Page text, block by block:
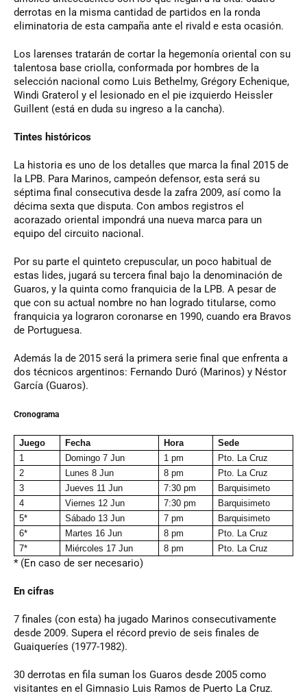
derrotas en la misma cantidad de partidos en la ronda
eliminatoria de esta campaña ante el rivald e esta ocasión.
Los larenses tratarán de cortar la hegemonía oriental con su
talentosa base criolla, conformada por hombres de la
selección nacional como Luis Bethelmy, Grégory Echenique,
Windi Graterol y el lesionado en el pie izquierdo Heissler
Guillent (está en duda su ingreso a la cancha).
Tintes históricos
La historia es uno de los detalles que marca la final 2015 de
la LPB. Para Marinos, campeón defensor, esta será su
séptima final consecutiva desde la zafra 2009, así como la
décima sexta que disputa. Con ambos registros el
acorazado oriental impondrá una nueva marca para un
equipo del circuito nacional.
Por su parte el quinteto crepuscular, un poco habitual de
estas lides, jugará su tercera final bajo la denominación de
Guaros, y la quinta como franquicia de la LPB. A pesar de
que con su actual nombre no han logrado titularse, como
franquicia ya lograron coronarse en 1990, cuando era Bravos
de Portuguesa.
Además la de 2015 será la primera serie final que enfrenta a
dos técnicos argentinos: Fernando Duró (Marinos) y Néstor
García (Guaros).
Cronograma
Juego Fecha Hora
Sede
1
Domingo 7 Jun 1 pm
Pto. La Cruz
2
Lunes 8 Jun 8 pm
Pto. La Cruz
3
Jueves 11 Jun 7:30 pm
Barquisimeto
4
Viernes 12 Jun 7:30 pm
Barquisimeto
5*
Sábado 13 Jun 7 pm
Barquisimeto
6*
Martes 16 Jun 8 pm
Pto. La Cruz
7*
Miércoles 17 Jun 8 pm Pto. La Cruz
* (En caso de ser necesario)
En cifras
7 finales (con esta) ha jugado Marinos consecutivamente
desde 2009. Supera el récord previo de seis finales de
Guaiqueríes (1977-1982).
30 derrotas en fila suman los Guaros desde 2005 como
visitantes en el Gimnasio Luis Ramos de Puerto La Cruz.